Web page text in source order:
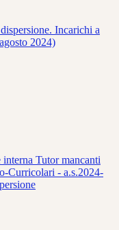
Incarichi a
2024)
Tutor mancanti
Curricolari - a.s.2024-